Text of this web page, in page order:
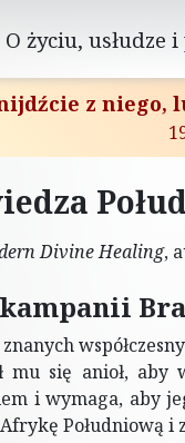
O życiu, usłudze
z niego,
Divine Healing,
mu się anioł,
i wymaga, aby
Południową